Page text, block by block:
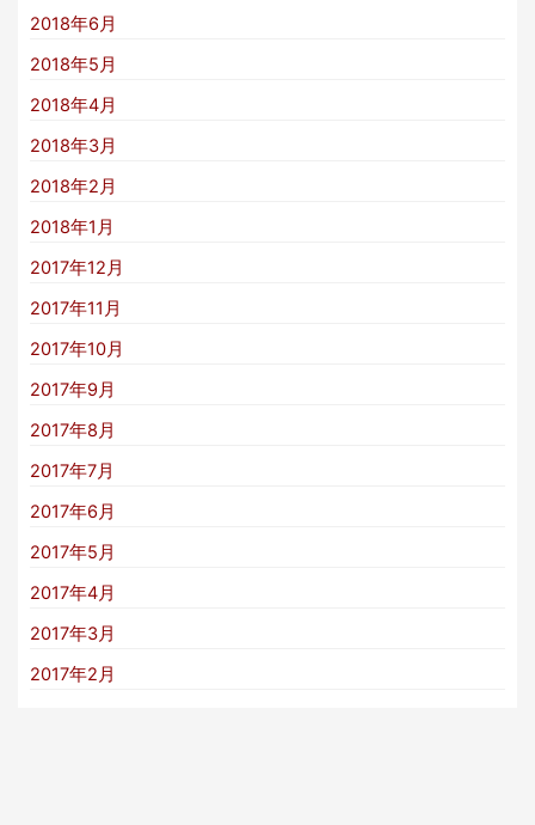
2018年6月
2018年5月
2018年4月
2018年3月
2018年2月
2018年1月
2017年12月
2017年11月
2017年10月
2017年9月
2017年8月
2017年7月
2017年6月
2017年5月
2017年4月
2017年3月
2017年2月